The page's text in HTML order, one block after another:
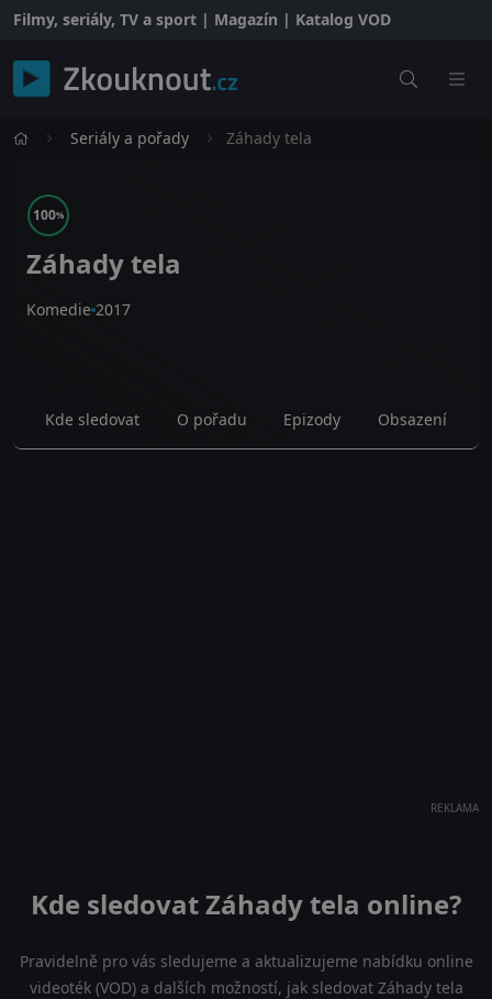
Filmy, seriály, TV a sport | Magazín | Katalog VOD
Seriály a pořady Záhady tela
100%
Záhady tela
Komedie 2017
Kde sledovat O pořadu Epizody Obsazení
REKLAMA
Kde sledovat Záhady tela online?
Pravidelně pro vás sledujeme a aktualizujeme nabídku online
videoték (VOD) a dalších možností, jak sledovat Záhady tela